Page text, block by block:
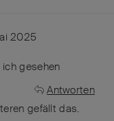
2025
gesehen
Antworten
gefällt das.